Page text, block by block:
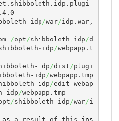
idp /war/idp.war,
/opt /shibboleth-idp /d
idp /webpapp.t
idp /dist /plugi
idp /webpapp.tmp
idp /edit-webap
idp /webpapp.tmp
/shibboleth-idp /war/i
as a result of this ins